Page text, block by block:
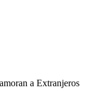
a Extranjeros